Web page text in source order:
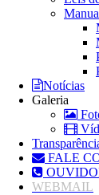
Notícias
Galeria
FALE
WEBMAIL